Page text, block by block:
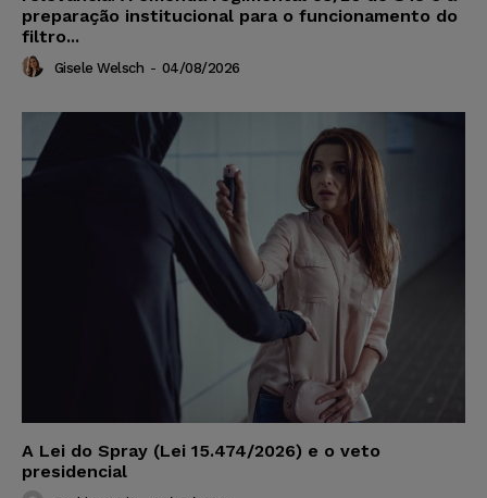
preparação institucional para o funcionamento do
filtro...
Gisele Welsch - 04/08/2026
A Lei do Spray (Lei 15.474/2026) e o veto
presidencial